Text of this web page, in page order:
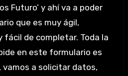
Futuro’ y ahí va a poder
que es muy ágil,
fácil de completar. Toda la
en este formulario es
vamos a solicitar datos,